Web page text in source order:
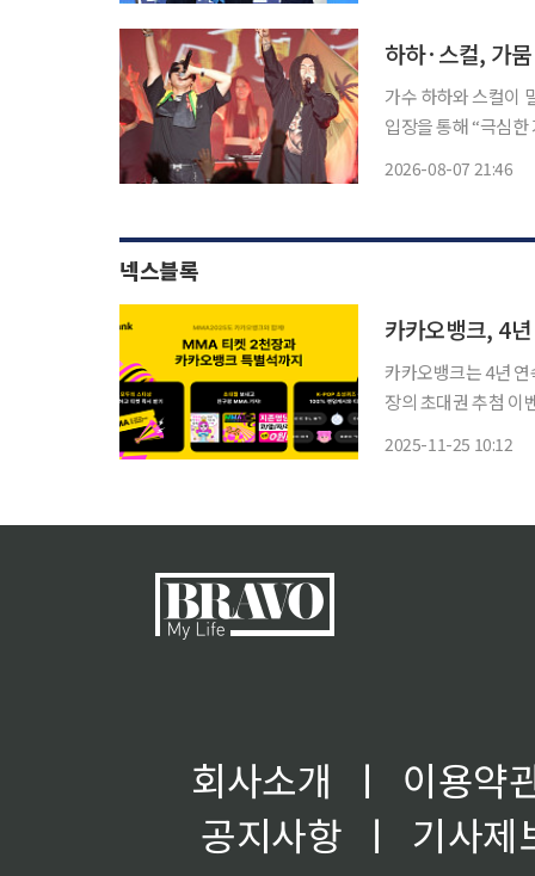
하하·스컬, 가
가수 하하와 스컬이 밀양 축
입장을 통해 “극심
2026-08-07 21:46
넥스블록
카카오뱅크는 4년
장의 초대권 추첨 이벤트를 실시한다. MMA는 멜
2025-11-25 10:12
회사소개 ㅣ
이용약
공지사항
ㅣ
기사제